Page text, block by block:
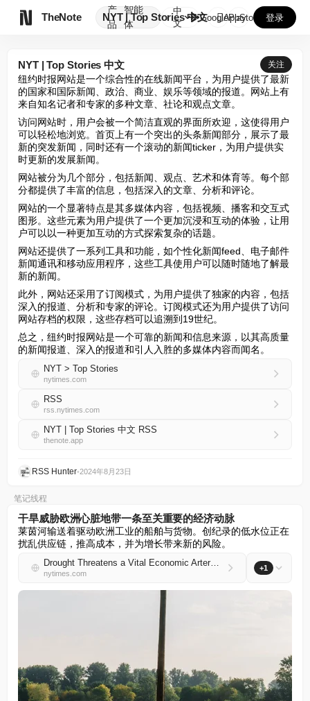
TheNote
产
品
智能
体
NYT | Top Stories 中文
中
文
GooglePlay
AppStore 登录
NYT | Top Stories 中文 关注
纽约时报网站是一个综合性的在线新闻平台，为用户提供了最新
的国家和国际新闻、政治、商业、娱乐等领域的报道。网站上有
来自知名记者和专家的多种文章、社论和观点文章。
访问网站时，用户会被一个简洁直观的界面所欢迎，这使得用户
可以轻松地浏览。首页上有一个突出的头条新闻部分，展示了最
新的突发新闻，同时还有一个滚动的新闻ticker，为用户提供实
时更新的发展新闻。
网站被分为几个部分，包括新闻、观点、艺术和体育等。每个部
分都提供了丰富的信息，包括深入的文章、分析和评论。
网站的一个显著特点是其多媒体内容，包括视频、播客和交互式
图形。这些元素为用户提供了一个更加沉浸和互动的体验，让用
户可以以一种更加互动的方式探索复杂的话题。
网站还提供了一系列工具和功能，如个性化新闻feed、电子邮件
新闻通讯和移动应用程序，这些工具使用户可以随时随地了解最
新的新闻。
此外，网站还采用了订阅模式，为用户提供了独家的内容，包括
深入的报道、分析和专家的评论。订阅模式还为用户提供了访问
网站存档的权限，这些存档可以追溯到19世纪。
总之，纽约时报网站是一个可靠的新闻和信息来源，以其高质量
的新闻报道、深入的报道和引人入胜的多媒体内容而闻名。
NYT > Top Stories
nytimes.com
RSS
rss.nytimes.com
NYT | Top Stories 中文 RSS
thenote.app
RSS Hunter•2024年8月23日
笔记线程
干旱威胁欧洲心脏地带一条至关重要的经济动脉
莱茵河输送着驱动欧洲工业的船舶与货物。创纪录的低水位正在
扰乱供应链，推高成本，并为增长带来新的风险。
Drought Threatens a Vital Economic Artery in the Heart of Europe
nytimes.com
+1